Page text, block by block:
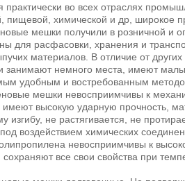
практически во всех отраслях
пищевой, химической и др, широкое
мешки получили в розничной и
для расфасовки, хранения и
материалов. В отличие от других
занимают немного места, имеют
удобным и востребованным
мешки невосприимчивы к
имеют высокую ударную прочность,
изгибу, не растягивается, не
воздействием химических
невосприимчивы к
все свои свойства при